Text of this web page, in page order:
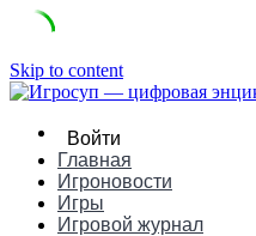
Skip to content
Войти
Главная
Игроновости
Игры
Игровой журнал